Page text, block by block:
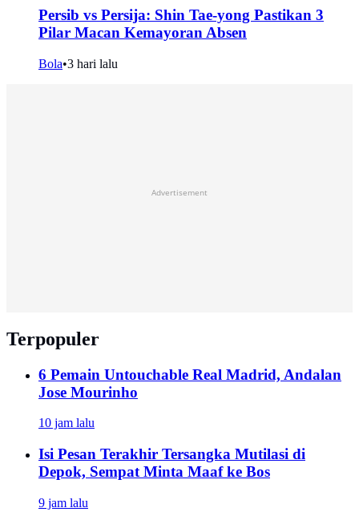
Persib vs Persija: Shin Tae-yong Pastikan 3
Pilar Macan Kemayoran Absen
Bola•3 hari lalu
Advertisement
Terpopuler
6 Pemain Untouchable Real Madrid, Andalan
Jose Mourinho
10 jam lalu
Isi Pesan Terakhir Tersangka Mutilasi di
Depok, Sempat Minta Maaf ke Bos
9 jam lalu